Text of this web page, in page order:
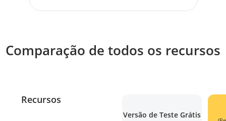
Comparação de todos os recursos
Recursos
Versão de Teste Grátis